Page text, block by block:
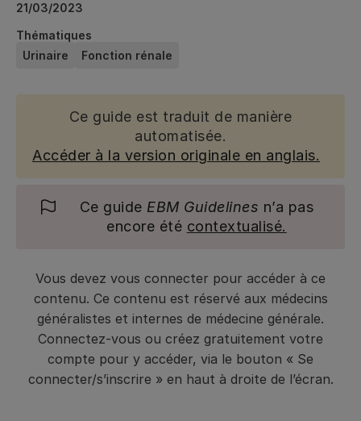
21/03/2023
Thématiques
Urinaire
Fonction rénale
Ce guide est traduit de manière
automatisée.
Accéder à la version originale en anglais.
Ce guide EBM Guidelines n’a pas
encore été contextualisé.
Vous devez vous connecter pour accéder à ce
contenu. Ce contenu est réservé aux médecins
généralistes et internes de médecine générale.
Connectez-vous ou créez gratuitement votre
compte pour y accéder, via le bouton « Se
connecter/s’inscrire » en haut à droite de l’écran.